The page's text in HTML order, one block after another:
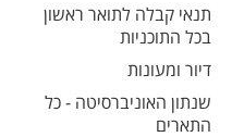
תנאי קבלה לתואר ראשון
בכל התוכניות
דיור ומעונות
שנתון האוניברסיטה - כל
התארים